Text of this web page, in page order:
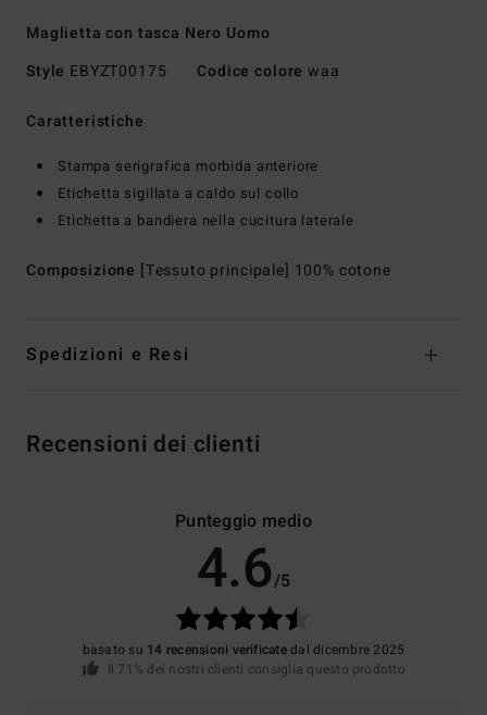
Maglietta con tasca Nero Uomo
Style EBYZT00175 Codice colore waa
Caratteristiche
Stampa serigrafica morbida anteriore
Etichetta sigillata a caldo sul collo
Etichetta a bandiera nella cucitura laterale
Composizione [Tessuto principale] 100% cotone
Spedizioni e Resi
Recensioni dei clienti
Punteggio medio
4.6/5
basato su 14 recensioni verificatedal dicembre 2025
Il 71% dei nostri clienti consiglia questo prodotto